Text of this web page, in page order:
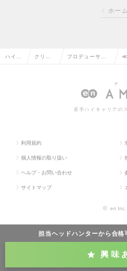
ホーム
担当ヘッドハンターから合格
興味
ハイク クリエ プロデューサ
ー（その他）の
≪
若手ハイキャリアの
利用規約
個人情報の取り扱い
ヘルプ・お問い合わせ
サイトマップ
© en Inc.